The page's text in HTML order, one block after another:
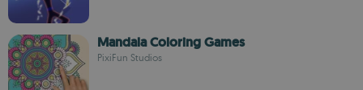
Mandala Coloring Games
PixiFun Studios